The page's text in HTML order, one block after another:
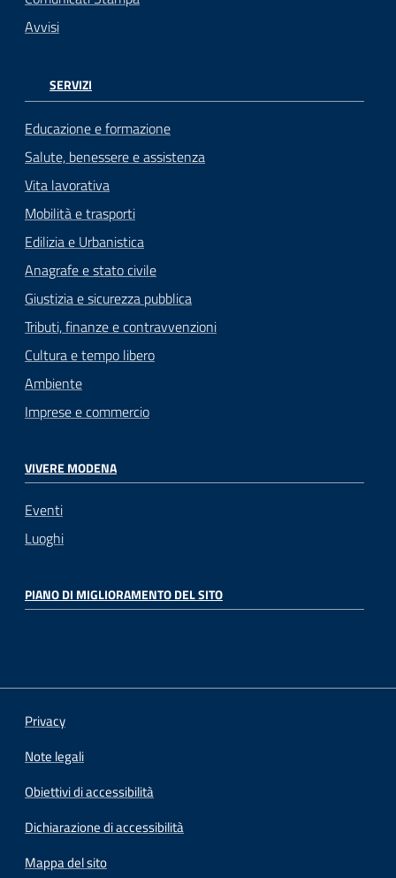
Avvisi
SERVIZI
Educazione e formazione
Salute, benessere e assistenza
Vita lavorativa
Mobilità e trasporti
Edilizia e Urbanistica
Anagrafe e stato civile
Giustizia e sicurezza pubblica
Tributi, finanze e contravvenzioni
Cultura e tempo libero
Ambiente
Imprese e commercio
VIVERE MODENA
Eventi
Luoghi
PIANO DI MIGLIORAMENTO DEL SITO
Privacy
Note legali
Obiettivi di accessibilità
Dichiarazione di accessibilità
Mappa del sito